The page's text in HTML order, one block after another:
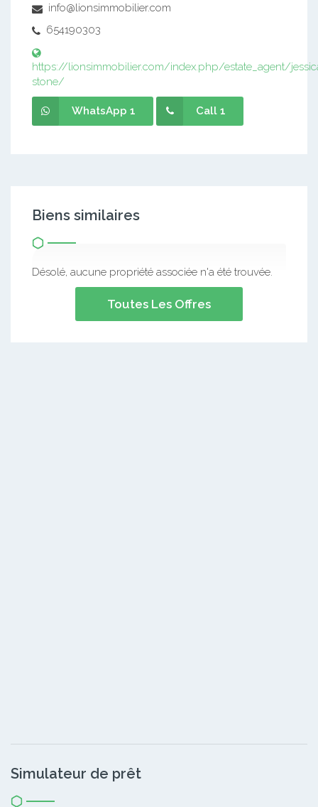
info@lionsimmobilier.com
654190303
https://lionsimmobilier.com/index.php/estate_agent/
stone/
WhatsApp 1 Call 1
Biens similaires
Désolé, aucune propriété associée n'a été trouvée.
Toutes Les Offres
Simulateur de prêt